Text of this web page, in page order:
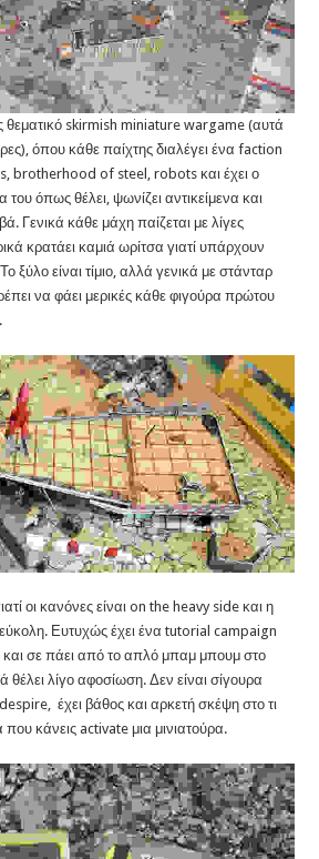
θεματικό skirmish miniature wargame (αυτά
όπου κάθε παίχτης διαλέγει ένα faction
brotherhood of steel, robots και έχει ο
του όπως θέλει, ψωνίζει αντικείμενα και
Γενικά κάθε μάχη παίζεται με λίγες
κρατάει καμιά ωρίτσα γιατί υπάρχουν
ξύλο είναι τίμιο, αλλά γενικά με στάνταρ
να φάει μερικές κάθε φιγούρα πρώτου
οι κανόνες είναι on the heavy side και η
Ευτυχώς έχει ένα tutorial campaign
και σε πάει από το απλό μπαμ μπουμ στο
λίγο αφοσίωση. Δεν είναι σίγουρα
έχει βάθος και αρκετή σκέψη στο τι
κάνεις activate μια μινιατούρα.